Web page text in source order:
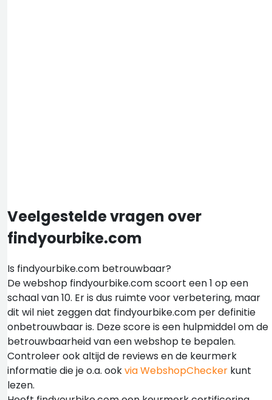
Veelgestelde vragen over
findyourbike.com
Is findyourbike.com betrouwbaar?
De webshop findyourbike.com scoort een 1 op een
schaal van 10. Er is dus ruimte voor verbetering, maar
dit wil niet zeggen dat findyourbike.com per definitie
onbetrouwbaar is. Deze score is een hulpmiddel om de
betrouwbaarheid van een webshop te bepalen.
Controleer ook altijd de reviews en de keurmerk
informatie die je o.a. ookvia WebshopChecker kunt
lezen.